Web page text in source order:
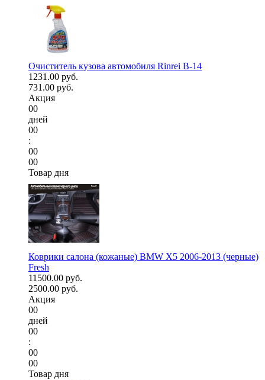
Очиститель кузова автомобиля Rinrei B-14
1231.00 руб.
731.00 руб.
Акция
00
дней
00
:
00
00
Товар дня
Коврики салона (кожаные) BMW X5 2006-2013 (черные)
Fresh
11500.00 руб.
2500.00 руб.
Акция
00
дней
00
:
00
00
Товар дня